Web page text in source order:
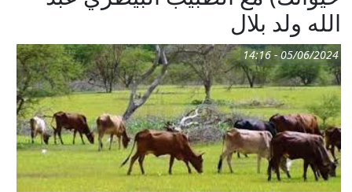
الله ولد بلال
05/06/2024 - 14:16